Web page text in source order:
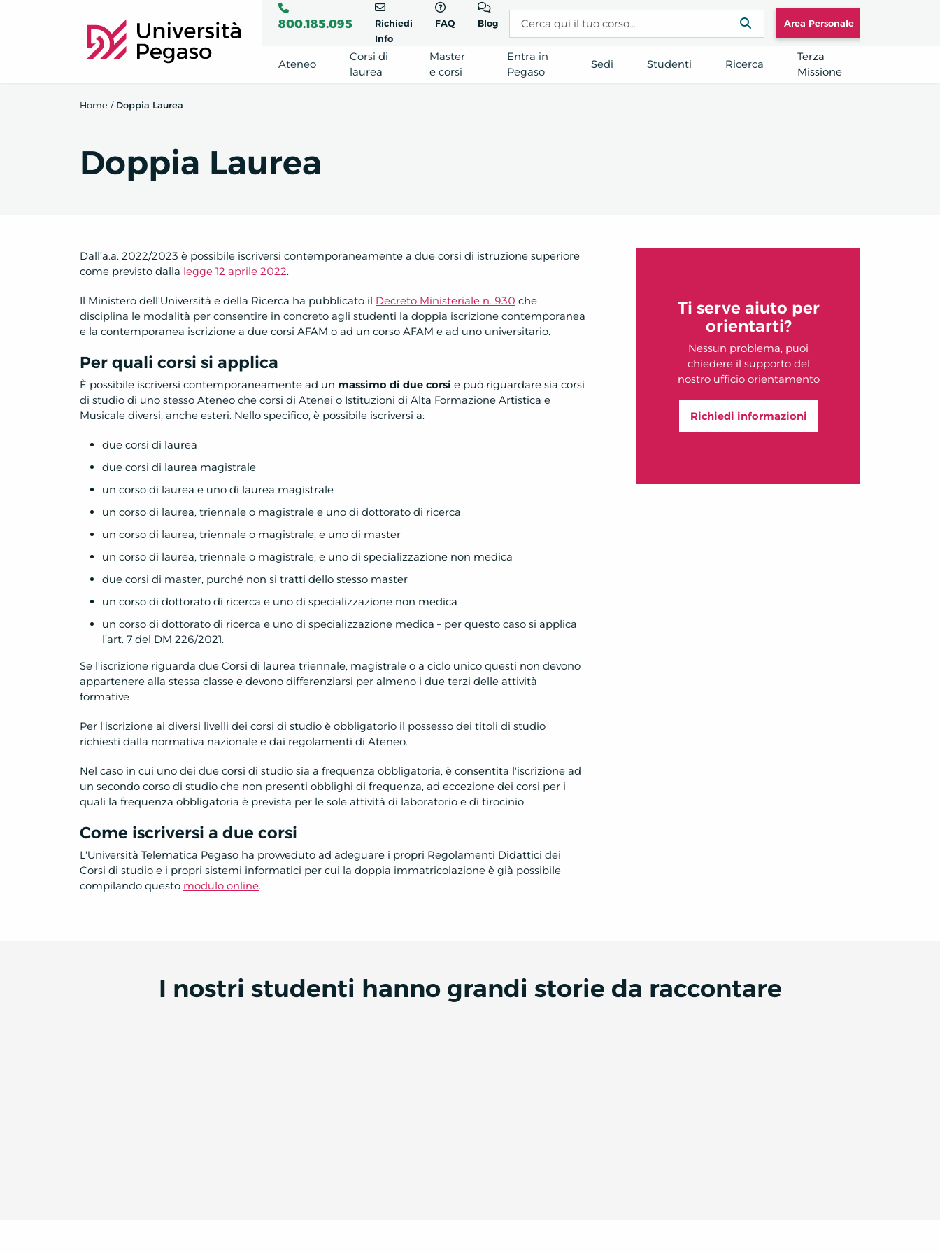
800.185.095
Richiedi
Info
FAQ Blog Area Personale
Ateneo
Corsi di
laurea
Master
e corsi
Entra in
Pegaso
Sedi Studenti Ricerca
Terza
Missione
Home / Doppia Laurea
Doppia Laurea
Dall’a.a. 2022/2023 è possibile iscriversi contemporaneamente a due corsi di istruzione superiore
come previsto dalla legge 12 aprile 2022.
Il Ministero dell’Università e della Ricerca ha pubblicato il Decreto Ministeriale n. 930 che
disciplina le modalità per consentire in concreto agli studenti la doppia iscrizione contemporanea
e la contemporanea iscrizione a due corsi AFAM o ad un corso AFAM e ad uno universitario.
Per quali corsi si applica
È possibile iscriversi contemporaneamente ad un massimo di due corsi e può riguardare sia corsi
di studio di uno stesso Ateneo che corsi di Atenei o Istituzioni di Alta Formazione Artistica e
Musicale diversi, anche esteri. Nello specifico, è possibile iscriversi a:
due corsi di laurea
due corsi di laurea magistrale
un corso di laurea e uno di laurea magistrale
un corso di laurea, triennale o magistrale e uno di dottorato di ricerca
un corso di laurea, triennale o magistrale, e uno di master
un corso di laurea, triennale o magistrale, e uno di specializzazione non medica
due corsi di master, purché non si tratti dello stesso master
un corso di dottorato di ricerca e uno di specializzazione non medica
un corso di dottorato di ricerca e uno di specializzazione medica – per questo caso si applica
l’art. 7 del DM 226/2021.
Se l'iscrizione riguarda due Corsi di laurea triennale, magistrale o a ciclo unico questi non devono
appartenere alla stessa classe e devono differenziarsi per almeno i due terzi delle attività
formative
Per l'iscrizione ai diversi livelli dei corsi di studio è obbligatorio il possesso dei titoli di studio
richiesti dalla normativa nazionale e dai regolamenti di Ateneo.
Nel caso in cui uno dei due corsi di studio sia a frequenza obbligatoria, è consentita l'iscrizione ad
un secondo corso di studio che non presenti obblighi di frequenza, ad eccezione dei corsi per i
quali la frequenza obbligatoria è prevista per le sole attività di laboratorio e di tirocinio.
Come iscriversi a due corsi
L'Università Telematica Pegaso ha provveduto ad adeguare i propri Regolamenti Didattici dei
Corsi di studio e i propri sistemi informatici per cui la doppia immatricolazione è già possibile
compilando questo modulo online.
Ti serve aiuto per
orientarti?
Nessun problema, puoi
chiedere il supporto del
nostro ufficio orientamento
Richiedi informazioni
I nostri studenti hanno grandi storie da raccontare